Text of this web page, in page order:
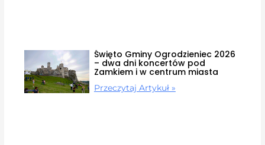
Święto Gminy Ogrodzieniec 2026
– dwa dni koncertów pod
Zamkiem i w centrum miasta
Przeczytaj Artykuł »